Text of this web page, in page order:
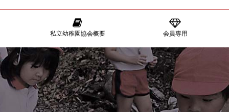
私立幼稚園協会概要 会員専用